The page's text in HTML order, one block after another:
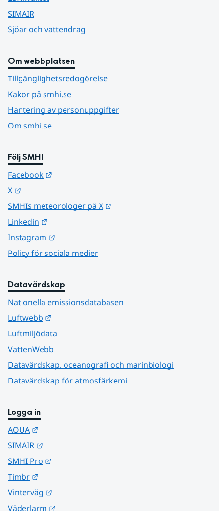
SIMAIR
Sjöar och vattendrag
Om webbplatsen
Tillgänglighetsredogörelse
Kakor på smhi.se
Hantering av personuppgifter
Om smhi.se
Följ SMHI
Facebook
X
SMHIs meteorologer på X
Linkedin
Instagram
Policy för sociala medier
Datavärdskap
Nationella emissionsdatabasen
Luftwebb
Luftmiljödata
VattenWebb
Datavärdskap, oceanografi och marinbiologi
Datavärdskap för atmosfärkemi
Logga in
AQUA
SIMAIR
SMHI Pro
Timbr
Vinterväg
Väderlarm